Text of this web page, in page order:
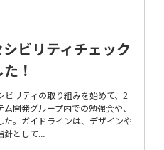
ビリティチェック
！
ビリティの取り組みを始めて、2
開発グループ内での勉強会や、
。ガイドラインは、デザインや
針として…